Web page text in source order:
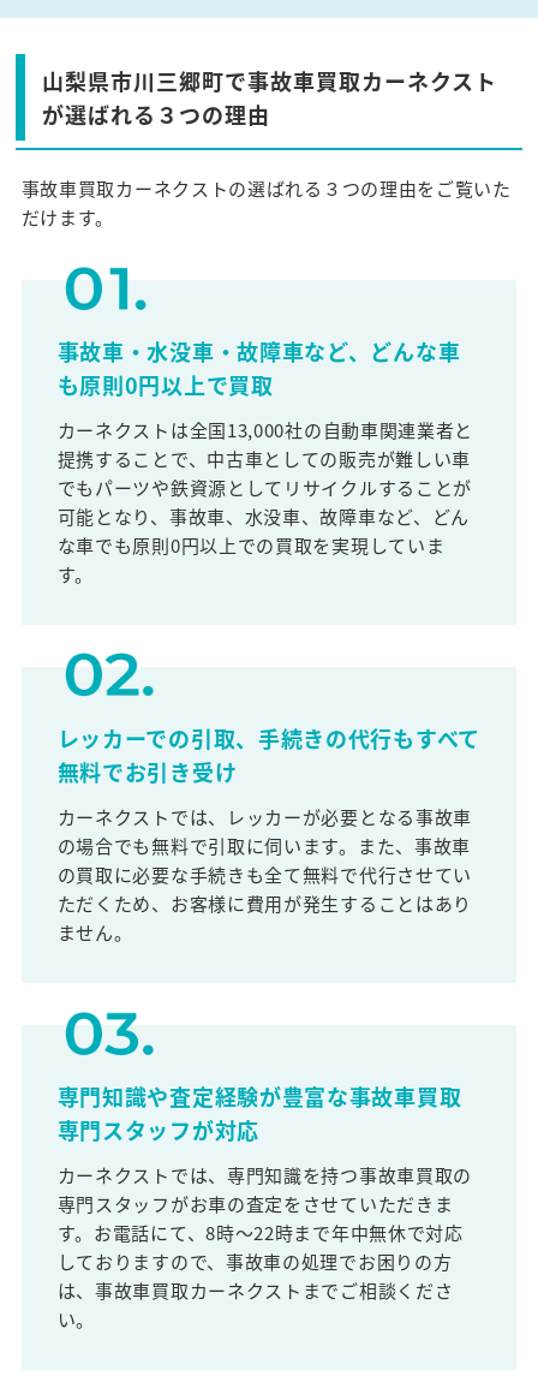
山梨県市川三郷町で事故車買取カーネクスト
が選ばれる３つの理由
事故車買取カーネクストの選ばれる３つの理由をご覧いた
だけます。
事故車・水没車・故障車など、どんな車
も原則0円以上で買取
カーネクストは全国13,000社の自動車関連業者と
提携することで、中古車としての販売が難しい車
でもパーツや鉄資源としてリサイクルすることが
可能となり、事故車、水没車、故障車など、どん
な車でも原則0円以上での買取を実現していま
す。
レッカーでの引取、手続きの代行もすべて
無料でお引き受け
カーネクストでは、レッカーが必要となる事故車
の場合でも無料で引取に伺います。また、事故車
の買取に必要な手続きも全て無料で代行させてい
ただくため、お客様に費用が発生することはあり
ません。
専門知識や査定経験が豊富な事故車買取
専門スタッフが対応
カーネクストでは、専門知識を持つ事故車買取の
専門スタッフがお車の査定をさせていただきま
す。お電話にて、8時～22時まで年中無休で対応
しておりますので、事故車の処理でお困りの方
は、事故車買取カーネクストまでご相談くださ
い。